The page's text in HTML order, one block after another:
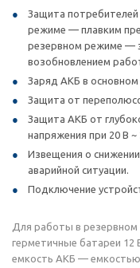
Защита
режиме — плавким
резервном режиме —
возобновлением
Заряд АКБ в
Защита от
Защита АКБ от
напряжения при 20 В
Извещения о
аварийной ситуации.
Подключение
Для работы в
герметичные батареи 12
емкость АКБ — емкостью